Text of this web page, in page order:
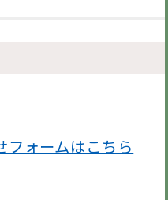
フォームはこちら